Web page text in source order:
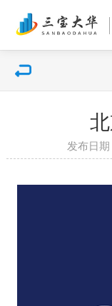
发布日期